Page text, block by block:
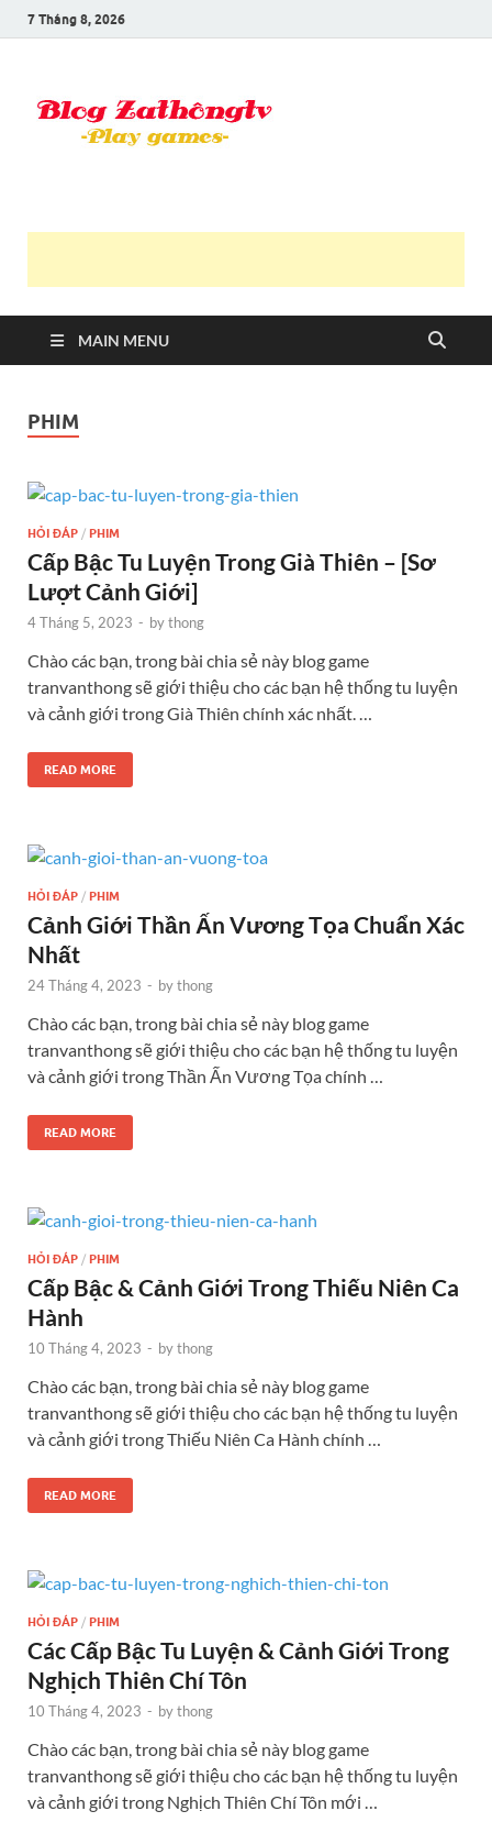
7 Tháng 8, 2026
MAIN MENU
PHIM
HỎI ĐÁP / PHIM
Cấp Bậc Tu Luyện Trong Già Thiên – [Sơ
Lượt Cảnh Giới]
4 Tháng 5, 2023 - bythong
Chào các bạn, trong bài chia sẻ này blog game
tranvanthong sẽ giới thiệu cho các bạn hệ thống tu luyện
và cảnh giới trong Già Thiên chính xác nhất. …
READ MORE
HỎI ĐÁP / PHIM
Cảnh Giới Thần Ấn Vương Tọa Chuẩn Xác
Nhất
24 Tháng 4, 2023 - bythong
Chào các bạn, trong bài chia sẻ này blog game
tranvanthong sẽ giới thiệu cho các bạn hệ thống tu luyện
và cảnh giới trong Thần Ấn Vương Tọa chính …
READ MORE
HỎI ĐÁP / PHIM
Cấp Bậc & Cảnh Giới Trong Thiếu Niên Ca
Hành
10 Tháng 4, 2023 - bythong
Chào các bạn, trong bài chia sẻ này blog game
tranvanthong sẽ giới thiệu cho các bạn hệ thống tu luyện
và cảnh giới trong Thiếu Niên Ca Hành chính …
READ MORE
HỎI ĐÁP / PHIM
Các Cấp Bậc Tu Luyện & Cảnh Giới Trong
Nghịch Thiên Chí Tôn
10 Tháng 4, 2023 - bythong
Chào các bạn, trong bài chia sẻ này blog game
tranvanthong sẽ giới thiệu cho các bạn hệ thống tu luyện
và cảnh giới trong Nghịch Thiên Chí Tôn mới …